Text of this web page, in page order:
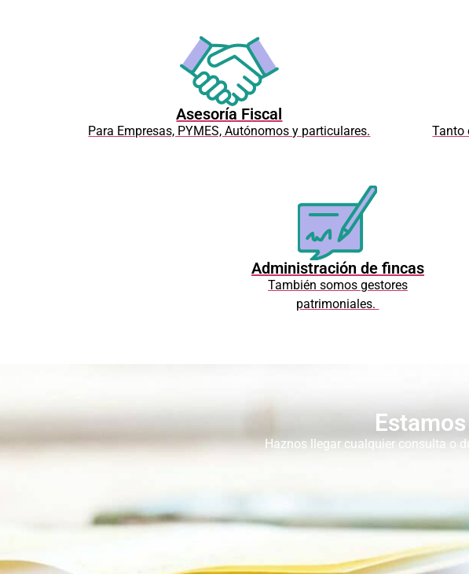
Asesoría Fiscal
Para Empresas, PYMES, Autónomos y particulares. Tanto
Administración de fincas
También somos gestores
patrimoniales.
Haznos llegar cualquier consulta o